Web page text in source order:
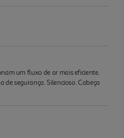
um fluxo de ar mais eficiente.
segurança. Silencioso. Cabeça